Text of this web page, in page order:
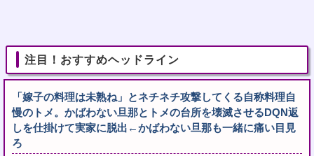
注目！おすすめヘッドライン
「嫁子の料理は未熟ね」とネチネチ攻撃してくる自称料理自
慢のトメ。かばわない旦那とトメの台所を壊滅させるDQN返
しを仕掛けて実家に脱出←かばわない旦那も一緒に痛い目見
ろ